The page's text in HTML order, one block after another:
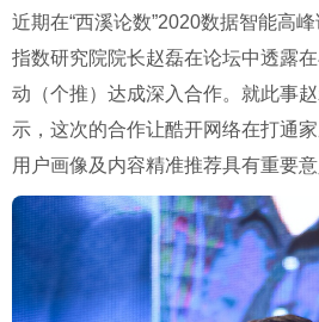
近期在“西溪论数”2020数据智能高
指数研究院院长赵磊在论坛中透露
动（个推）达成深入合作。就此事
示，这次的合作让酷开网络在打通
用户画像及内容精准推荐具有重要意